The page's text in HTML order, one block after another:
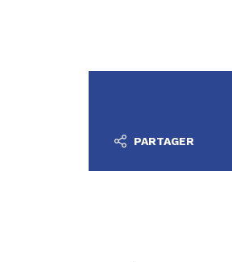
PARTAGER